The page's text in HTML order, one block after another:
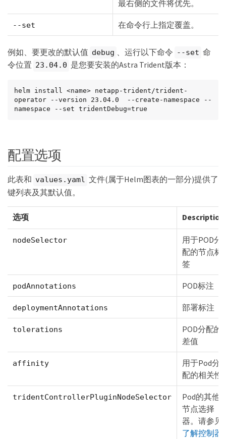
最右侧的文件将优先。
--set 在命令行上指定覆盖。
例如、要更改的默认值 debug 、运行以下命令 --set 命
令位置 23.04.0 是您要安装的Astra Trident版本：
helm install <name> netapp-trident/trident-
operator --version 23.04.0  --create-namespace --
namespace --set tridentDebug=true
配置选项
此表和 values.yaml 文件(属于Helm图表的一部分)提供了
键列表及其默认值。
选项 Description
nodeSelector
用于POD分
配的节点标
签
podAnnotations POD标注
deploymentAnnotations 部署标注
tolerations
POD分配的
差值
affinity
用于Pod分
配的相关性
tridentControllerPluginNodeSelector
Pod的其他
节点选择
器。请参见
了解控制器